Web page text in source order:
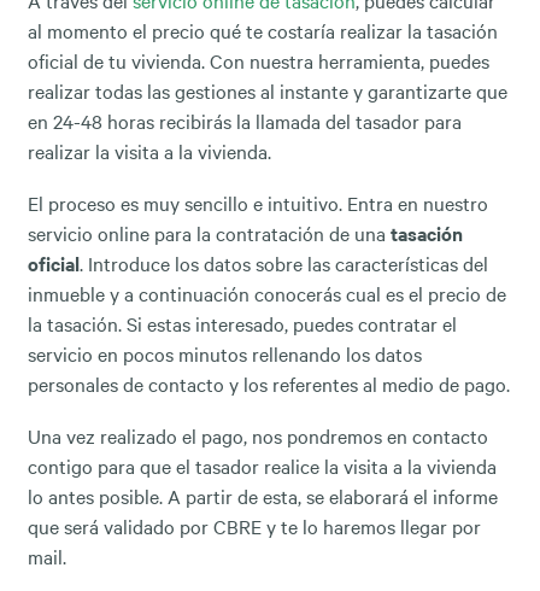
al momento el precio qué te costaría realizar la tasación
oficial de tu vivienda. Con nuestra herramienta, puedes
realizar todas las gestiones al instante y garantizarte que
en 24-48 horas recibirás la llamada del tasador para
realizar la visita a la vivienda.
El proceso es muy sencillo e intuitivo. Entra en nuestro
servicio online para la contratación de una tasación
oficial. Introduce los datos sobre las características del
inmueble y a continuación conocerás cual es el precio de
la tasación. Si estas interesado, puedes contratar el
servicio en pocos minutos rellenando los datos
personales de contacto y los referentes al medio de pago.
Una vez realizado el pago, nos pondremos en contacto
contigo para que el tasador realice la visita a la vivienda
lo antes posible. A partir de esta, se elaborará el informe
que será validado por CBRE y te lo haremos llegar por
mail.